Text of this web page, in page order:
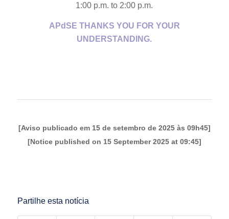
1:00 p.m. to 2:00 p.m.
APdSE THANKS YOU FOR YOUR
UNDERSTANDING.
[Aviso publicado em 15 de setembro de 2025 às 09h45]
[Notice published on 15 September 2025 at 09:45]
Partilhe esta notícia